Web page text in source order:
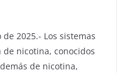
2025.- Los sistemas
nicotina, conocidos
de nicotina,